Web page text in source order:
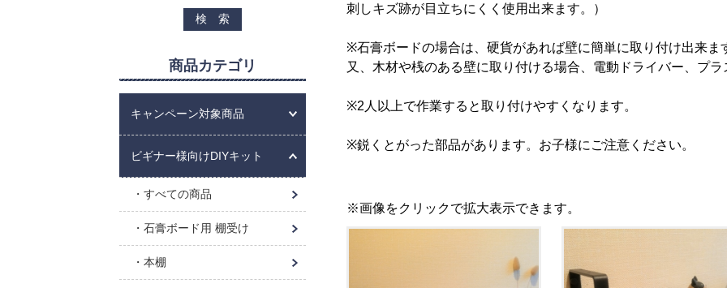
刺しキズ跡が目立ちにくく使用出来ます。）
※石膏ボードの場合は、硬貨があれば壁に簡単に取り付け出来
又、木材や桟のある壁に取り付ける場合、電動ドライバー、プ
※2人以上で作業すると取り付けやすくなります。
※鋭くとがった部品があります。お子様にご注意ください。
※画像をクリックで拡大表示できます。
商品カテゴリ
キャンペーン対象商品
ビギナー様向けDIYキット
すべての商品
石膏ボード用 棚受け
本棚